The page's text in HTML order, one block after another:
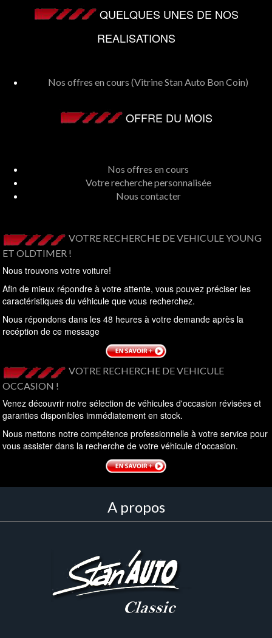
QUELQUES UNES DE NOS
REALISATIONS
Nos offres en cours (Vitrine Stan Auto Bon Coin)
OFFRE DU MOIS
Nos offres en cours
Votre recherche personnalisée
Nous contacter
VOTRE RECHERCHE DE VEHICULE YOUNG
ET OLDTIMER !
Nous trouvons votre voiture!
Afin de mieux répondre à votre attente, vous pouvez préciser les
caractéristiques du véhicule que vous recherchez.
Nous répondons dans les 48 heures à votre demande après la
recéption de ce message
VOTRE RECHERCHE DE VEHICULE
OCCASION !
Venez découvrir notre sélection de véhicules d'occasion révisées et
garanties disponibles immédiatement en stock.
Nous mettons notre compétence professionnelle à votre service pour
vous assister dans la recherche de votre véhicule d'occasion.
A propos